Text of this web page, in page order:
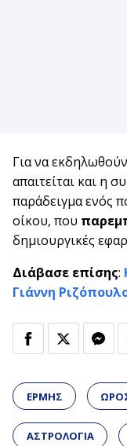
Για να
απαιτείται και η
παράδειγμα ενός
οίκου, που
δημιουργικές
Διάβασε επίσης:
Γιάννη
ΕΡΜΗΣ
ΑΣΤΡΟΛΟΓΙΑ